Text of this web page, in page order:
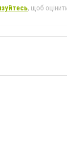
, щоб